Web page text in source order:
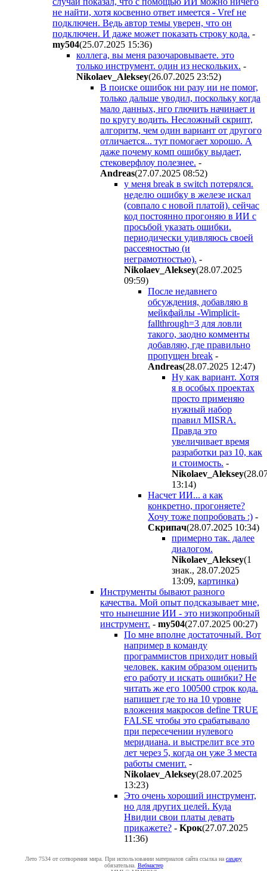
не найти, хотя косвенно ответ имеется - Vref не
подключен. Ведь автор темы уверен, что он
подключен. И даже может показать строку кода. -
my504(25.07.2025 15:36)
коллега, вы меня разочаровываете. это
только инструмент. один из нескольких. -
Nikolaev_Aleksey(26.07.2025 23:52)
В поиске ошибок ни разу ии не помог,
только дальше уводил, поскольку когда
мало данных, нго глючить начинает и
по кругу водить. Несложный скрипт,
алгоритм, чем один вариант от другого
отличается... тут помогает хорошо. А
даже почему комп ошибку выдает,
стековерфлоу полезнее. -
Andreas(27.07.2025 08:52)
у меня break в switch потерялся.
неделю ошибку в железе искал
(совпало с новой платой). сейчас
код постоянно прогоняю в ИИ с
просьбой указать ошибки.
периодически удивляюсь своей
рассеяностью (и
неграмотностью). -
Nikolaev_Aleksey(28.07.2025
09:59)
После недавнего
обсуждения, добавляю в
мейкфайлы -Wimplicit-
fallthrough=3 для ловли
такого, заодно комменты
добавляю, где правильно
пропущен break -
Andreas(28.07.2025 12:47)
Ну как вариант. Хотя
я в особых проектах
просто применяю
нужный набор
правил MISRA.
Правда это
увеличивает время
разработки раз 10, как
и стоимость. -
Nikolaev_Aleksey
13:14)
Насчет ИИ... а как
конкретно, прогоняете?
Хочу тоже попробовать :) -
Cкpипaч(28.07.2025 10:34)
примерно так. далее
диалогом.
Nikolaev_Aleksey(1
знак., 28.07.2025
13:09, картинка)
Инструменты бывают разного
качества. Мой опыт подсказывает мне,
что нынешние ИИ - это низкопробный
инструмент. - my504(27.07.2025 00:27)
По мне вполне достаточный. Вот
например в команду
программистов приходит новый
человек. каким образом оценить
его работу и искать ошибки? Не
читать же его 100500 строк кода.
напишет где то на 10 уровне
вложения макросов define TRUE
FALSE чтобы это срабатывало
при пересечении нулевого
меридиана. и выстрелит все это
лет через 5, когда он уже 3 места
работы сменит. -
Nikolaev_Aleksey(28.07.2025
13:23)
Это очень хороший инструмент,
но для других целей. Куда
Нвидии свои платы девать
прикажете? - Kpoк(27.07.2025
11:36)
Лето 7534 от сотворения мира. При использовании материалов сайта ссылка на caxapу
обязательна. Вебмастер